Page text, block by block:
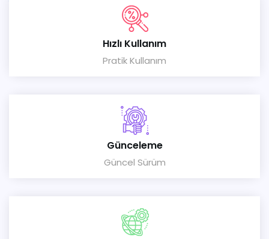
Hızlı Kullanım
Pratik Kullanım
Günceleme
Güncel Sürüm